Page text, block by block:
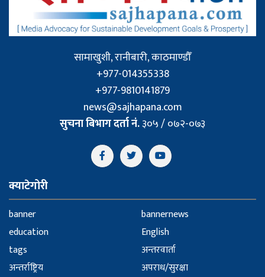
सामाखुशी, रानीबारी, काठमाण्डौँ
+977-014355338
+977-9810141879
news@sajhapana.com
सुचना बिभाग दर्ता नं.३०५ / ०७२-०७३
क्याटेगोरी
banner
bannernews
education
English
tags
अन्तरवार्ता
अन्तर्राष्ट्रिय
अपराध/सुरक्षा